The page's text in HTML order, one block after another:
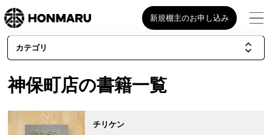
新規棚主のお申し込み
カテゴリ
神保町店の書籍一覧
チリケン